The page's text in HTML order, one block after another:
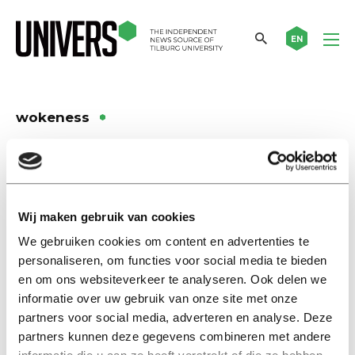
Wij maken gebruik van cookies
We gebruiken cookies om content en advertenties te
personaliseren, om functies voor social media te bieden
en om ons websiteverkeer te analyseren. Ook delen we
informatie over uw gebruik van onze site met onze
partners voor social media, adverteren en analyse. Deze
partners kunnen deze gegevens combineren met andere
EN
wokeness
Hoe vooral hete hangijzers het
inclusie in het hoger onderwijs
domineren
12 december 2022
Achtergrond
‘Wokeness’ op de universiteit:
wat merken docenten aan